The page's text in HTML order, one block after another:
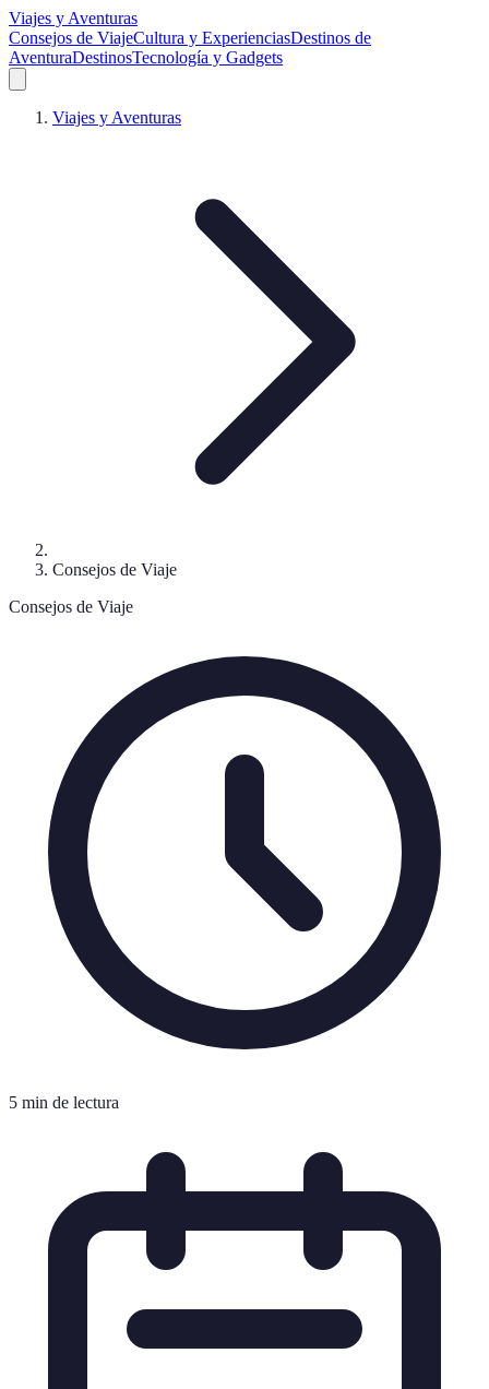
Viajes y Aventuras
Consejos de ViajeCultura y ExperienciasDestinos de
AventuraDestinosTecnología y Gadgets
Viajes y Aventuras
Consejos de Viaje
Consejos de Viaje
5 min de lectura